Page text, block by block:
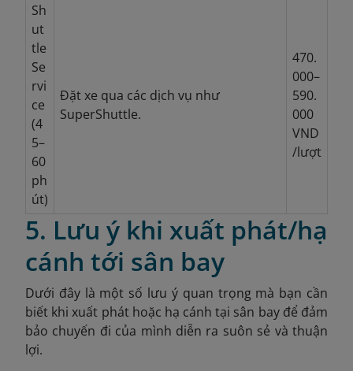
Sh
ut
tle
Se
rvi
ce
(4
5–
60
ph
út)
Đặt xe qua các dịch vụ như
SuperShuttle.
470.
000–
590.
000
VND
/lượt
5. Lưu ý khi xuất phát/hạ
cánh tới sân bay
Dưới đây là một số lưu ý quan trọng mà bạn cần
biết khi xuất phát hoặc hạ cánh tại sân bay để đảm
bảo chuyến đi của mình diễn ra suôn sẻ và thuận
lợi.